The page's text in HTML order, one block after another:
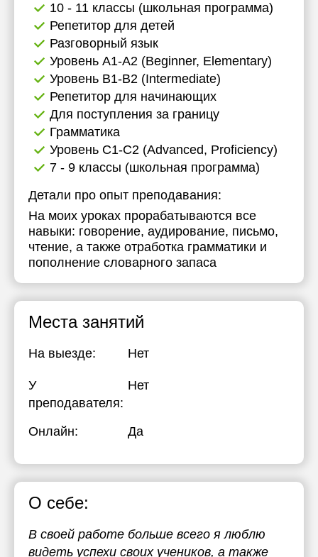
10 - 11 классы (школьная программа)
Репетитор для детей
Разговорный язык
Уровень А1-А2 (Beginner, Elementary)
Уровень B1-B2 (Intermediate)
Репетитор для начинающих
Для поступления за границу
Грамматика
Уровень C1-C2 (Advanced, Proficiency)
7 - 9 классы (школьная программа)
Детали про опыт преподавания:
На моих уроках прорабатываются все
навыки: говорение, аудирование, письмо,
чтение, а также отработка грамматики и
пополнение словарного запаса
Места занятий
На выезде: Нет
У
преподавателя:
Нет
Онлайн: Да
О себе:
В своей работе больше всего я люблю
видеть успехи своих учеников, а также